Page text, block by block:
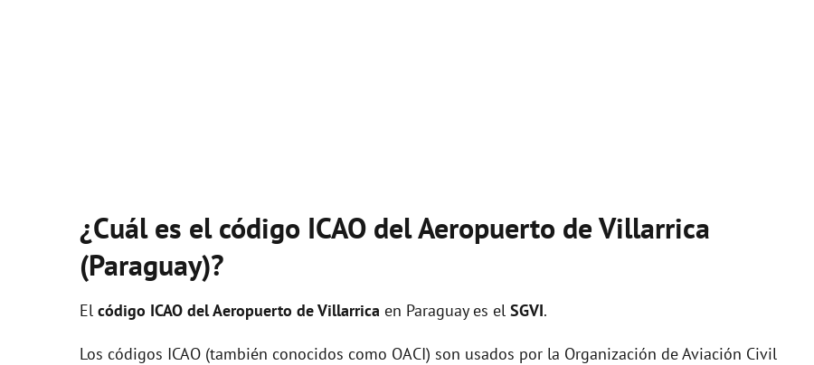
¿Cuál es el código ICAO del Aeropuerto de Villarrica
(Paraguay)?
El código ICAO delAeropuerto de Villarrica en Paraguay es el SGVI.
Los códigos ICAO (también conocidos como OACI) son usados por la Organización de Aviación Civil